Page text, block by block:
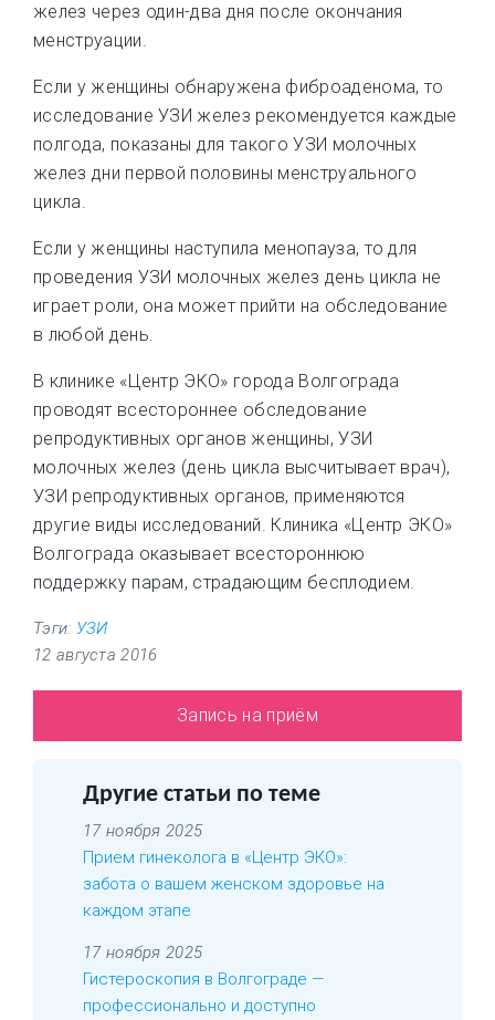
желез через один-два дня после окончания
менструации.
Если у женщины обнаружена фиброаденома, то
исследование УЗИ желез рекомендуется каждые
полгода, показаны для такого УЗИ молочных
желез дни первой половины менструального
цикла.
Если у женщины наступила менопауза, то для
проведения УЗИ молочных желез день цикла не
играет роли, она может прийти на обследование
в любой день.
В клинике «Центр ЭКО» города Волгограда
проводят всестороннее обследование
репродуктивных органов женщины, УЗИ
молочных желез (день цикла высчитывает врач),
УЗИ репродуктивных органов, применяются
другие виды исследований. Клиника «Центр ЭКО»
Волгограда оказывает всестороннюю
поддержку парам, страдающим бесплодием.
Тэги: УЗИ
12 августа 2016
Запись на приём
Другие статьи по теме
17 ноября 2025
Прием гинеколога в «Центр ЭКО»:
забота о вашем женском здоровье на
каждом этапе
17 ноября 2025
Гистероскопия в Волгограде —
профессионально и доступно